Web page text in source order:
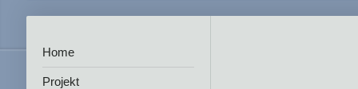
Home
Projekt